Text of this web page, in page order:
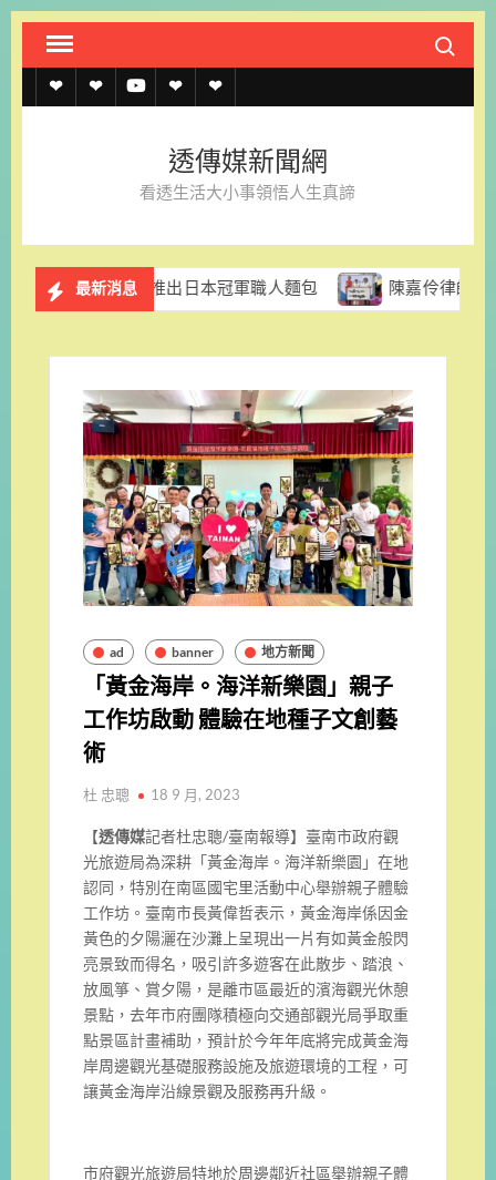
Skip
content
Search
透
約
透
上
記
單
透 聯
我
官
LINE
透傳媒新聞網
看透生活大小事領悟人生真諦
最新消息
推出日本冠軍職人麵包 陳嘉伶律師創立易勝法律事務
ad banner 地方新聞
「黃金海岸。海洋新樂園」親子
工作坊啟動 體驗在地種子文創藝
術
杜 忠聰 18 9 月, 2023
【透傳媒記者杜忠聰/臺南報導】臺南市政府觀
光旅遊局為深耕「黃金海岸。海洋新樂園」在地
認同， 特別在南區國宅里活動中心舉辦親子體驗
工作坊。 臺南市長黃偉哲表示， 黃金海岸係因金
黃色的夕陽灑在沙灘上呈現出一片有如黃金般閃
亮景致而得名，吸引許多遊客在此散步、踏浪、
放風箏、賞夕陽， 是離市區最近的濱海觀光休憩
景點， 去年市府團隊積極向交通部觀光局爭取重
點景區計畫補助， 預計於今年年底將完成黃金海
岸周邊觀光基礎服務設施及旅遊環境的工程，可
讓黃金海岸沿線景觀及服務再升級。
市府觀光旅遊局特地於周邊鄰近社區舉辦親子體